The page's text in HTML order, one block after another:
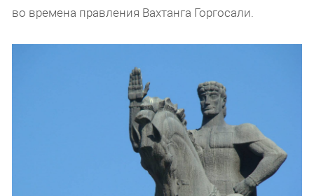
во времена правления Вахтанга Горгосали.